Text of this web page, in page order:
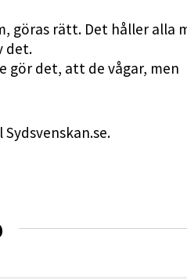
göras rätt. Det håller alla
det.
gör det, att de vågar, men